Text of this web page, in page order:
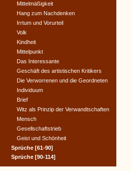
Mittelmäßigkeit
Hang zum Nachdenken
Irrtum und Vorurteil
Volk
Kindheit
Mittelpunkt
Das Interessante
Geschäft des artistischen Kritikers
Die Verworrenen und die Geordneten
Individuum
Brief
Witz als Prinzip der Verwandtschaften
Mensch
Gesellschaftstrieb
Geist und Schönheit
Sprüche [61-90]
Sprüche [90-114]